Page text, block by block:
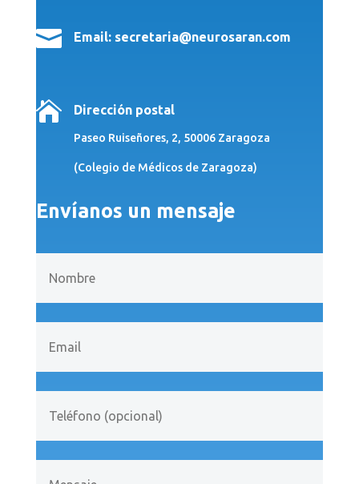
 Email: secretaria@neurosaran.com
 Dirección postal
Paseo Ruiseñores, 2, 50006 Zaragoza
(Colegio de Médicos de Zaragoza)
Envíanos un mensaje